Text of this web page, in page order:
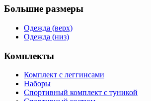
Большие размеры
Одежда (верх)
Одежда (низ)
Комплекты
Комплект с леггинсами
Наборы
Спортивный комплект с туникой